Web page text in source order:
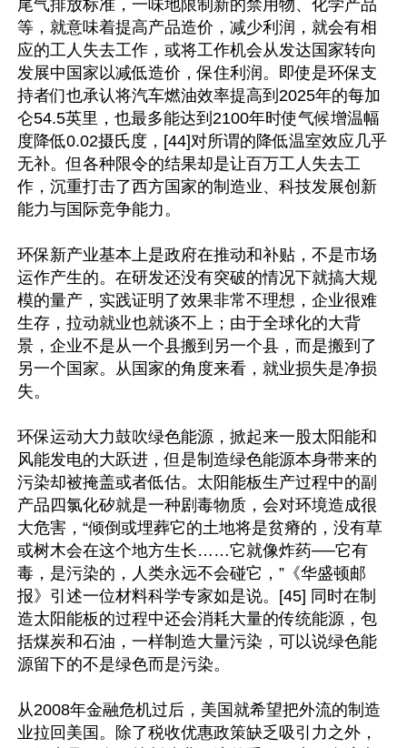
尾气排放标准，一味地限制新的禁用物、化学产品
等，就意味着提高产品造价，减少利润，就会有相
应的工人失去工作，或将工作机会从发达国家转向
发展中国家以减低造价，保住利润。即使是环保支
持者们也承认将汽车燃油效率提高到2025年的每加
仑54.5英里，也最多能达到2100年时使气候增温幅
度降低0.02摄氏度，[44]对所谓的降低温室效应几乎
无补。但各种限令的结果却是让百万工人失去工
作，沉重打击了西方国家的制造业、科技发展创新
能力与国际竞争能力。
环保新产业基本上是政府在推动和补贴，不是市场
运作产生的。在研发还没有突破的情况下就搞大规
模的量产，实践证明了效果非常不理想，企业很难
生存，拉动就业也就谈不上；由于全球化的大背
景，企业不是从一个县搬到另一个县，而是搬到了
另一个国家。从国家的角度来看，就业损失是净损
失。
环保运动大力鼓吹绿色能源，掀起来一股太阳能和
风能发电的大跃进，但是制造绿色能源本身带来的
污染却被掩盖或者低估。太阳能板生产过程中的副
产品四氯化矽就是一种剧毒物质，会对环境造成很
大危害，“倾倒或埋葬它的土地将是贫瘠的，没有草
或树木会在这个地方生长……它就像炸药──它有
毒，是污染的，人类永远不会碰它，”《华盛顿邮
报》引述一位材料科学专家如是说。[45] 同时在制
造太阳能板的过程中还会消耗大量的传统能源，包
括煤炭和石油，一样制造大量污染，可以说绿色能
源留下的不是绿色而是污染。
从2008年金融危机过后，美国就希望把外流的制造
业拉回美国。除了税收优惠政策缺乏吸引力之外，